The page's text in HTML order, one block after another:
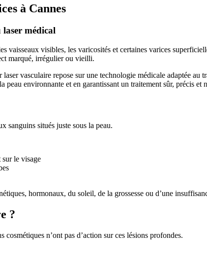
à Cannes
médical
vaisseaux visibles, les varicosités et certaines varices
marqué, irrégulier ou vieilli.
vasculaire repose sur une technologie médicale adaptée au
peau environnante et en garantissant un traitement sûr, précis et
sanguins situés juste sous la peau.
sur le visage
hormonaux, du soleil, de la grossesse ou d’une
?
cosmétiques n’ont pas d’action sur ces lésions profondes.